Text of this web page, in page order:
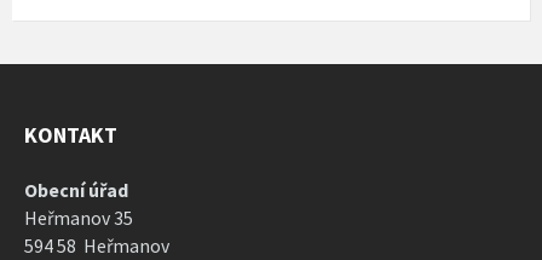
KONTAKT
Obecní úřad
Heřmanov 35
594 58 Heřmanov